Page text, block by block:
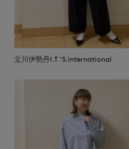
立川伊勢丹I.T.'S.international